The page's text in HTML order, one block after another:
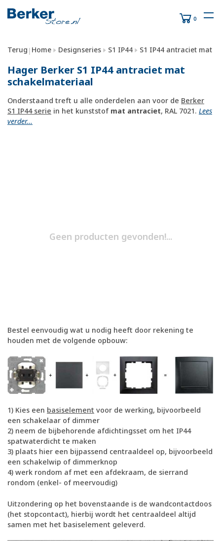
0
Terug | Home Designseries S1 IP44 S1 IP44 antraciet mat
Hager Berker S1 IP44 antraciet mat
schakelmateriaal
Onderstaand treft u alle onderdelen aan voor de Berker
S1 IP44 serie in het kunststof mat antraciet, RAL 7021. Lees
verder...
Geen producten gevonden!...
Bestel eenvoudig wat u nodig heeft door rekening te
houden met de volgende opbouw:
1) Kies een basiselement voor de werking, bijvoorbeeld
een schakelaar of dimmer
2) neem de bijbehorende afdichtingsset om het IP44
spatwaterdicht te maken
3) plaats hier een bijpassend centraaldeel op, bijvoorbeeld
een schakelwip of dimmerknop
4) werk rondom af met een afdekraam, de sierrand
rondom (enkel- of meervoudig)
Uitzondering op het bovenstaande is de wandcontactdoos
(het stopcontact), hierbij wordt het centraaldeel altijd
samen met het basiselement geleverd.